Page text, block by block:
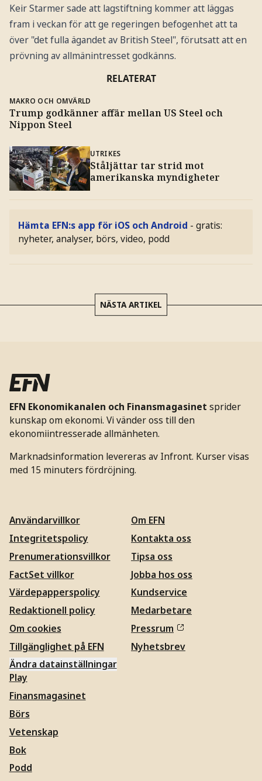
Keir Starmer sade att lagstiftning kommer att läggas
fram i veckan för att ge regeringen befogenhet att ta
över "det fulla ägandet av British Steel", förutsatt att en
prövning av allmänintresset godkänns.
RELATERAT
MAKRO OCH OMVÄRLD
Trump godkänner affär mellan US Steel och
Nippon Steel
UTRIKES
Ståljättar tar strid mot
amerikanska myndigheter
Hämta EFN:s app för iOS och Android - gratis:
nyheter, analyser, börs, video, podd
NÄSTA ARTIKEL
EFN Ekonomikanalen och Finansmagasinet sprider
kunskap om ekonomi. Vi vänder oss till den
ekonomiintresserade allmänheten.
Marknadsinformation levereras av Infront. Kurser visas
med 15 minuters fördröjning.
Användarvillkor
Integritetspolicy
Prenumerationsvillkor
FactSet villkor
Värdepapperspolicy
Redaktionell policy
Om cookies
Tillgänglighet på EFN
Ändra datainställningar
Om EFN
Kontakta oss
Tipsa oss
Jobba hos oss
Kundservice
Medarbetare
Pressrum
Nyhetsbrev
Play
Finansmagasinet
Börs
Vetenskap
Bok
Podd